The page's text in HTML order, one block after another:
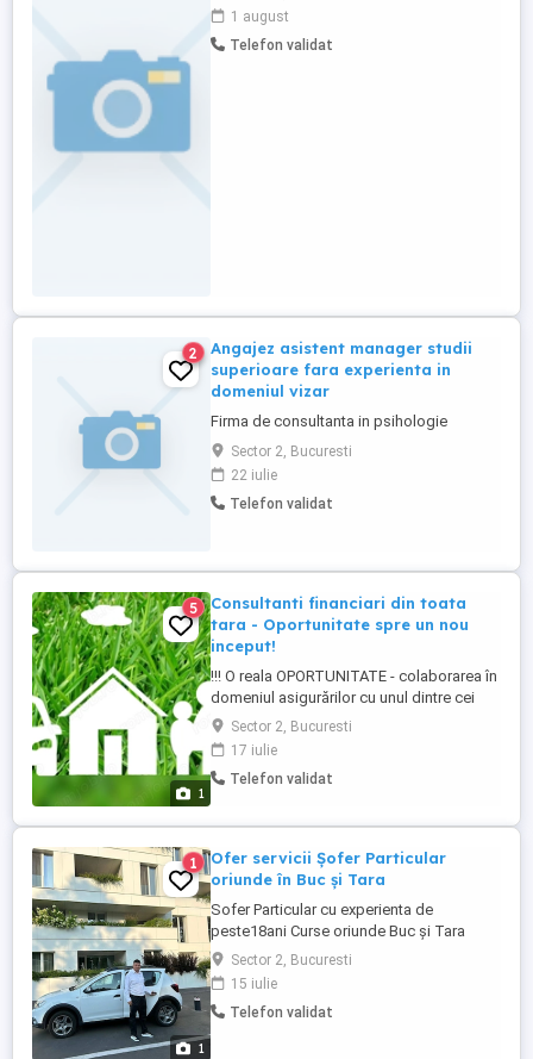
1 august
Telefon validat
2
Angajez asistent manager studii
superioare fara experienta in
domeniul vizar
Firma de consultanta in psihologie
Sector 2, Bucuresti
22 iulie
Telefon validat
1
5
Consultanti financiari din toata
tara - Oportunitate spre un nou
inceput!
!!! O reala OPORTUNITATE - colaborarea în
domeniul asigurărilor cu unul dintre cei
mai mari brokeri de asigurari ( actionar
fiind cel de al treilea mare broker de
asigurari din lume), o activitate
independenta. Ne extindem echipa cu
tarii, care vor activa in ...
Sector 2, Bucuresti
17 iulie
Telefon validat
1
1
Ofer servicii Șofer Particular
oriunde în Buc și Tara
Sofer Particular cu experienta de
peste18ani Curse oriunde Buc și Tara
Aeroport Evenimente Urgente De orice Fel
Se lucrează cu Dacia Sandero Stepway
A.C Banchete Rabatabile Exclus animele
de companie Dispus la colaborari Scoli
Sector 2, Bucuresti
15 iulie
Telefon validat